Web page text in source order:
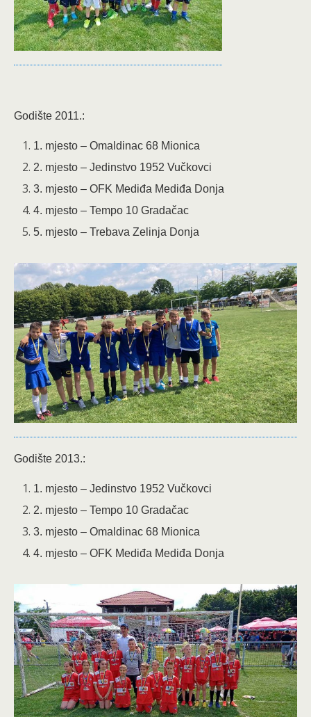
Godište 2011.:
1. mjesto – Omaldinac 68 Mionica
2. mjesto – Jedinstvo 1952 Vučkovci
3. mjesto – OFK Mediđa Mediđa Donja
4. mjesto – Tempo 10 Gradačac
5. mjesto – Trebava Zelinja Donja
Godište 2013.:
1. mjesto – Jedinstvo 1952 Vučkovci
2. mjesto – Tempo 10 Gradačac
3. mjesto – Omaldinac 68 Mionica
4. mjesto – OFK Mediđa Mediđa Donja